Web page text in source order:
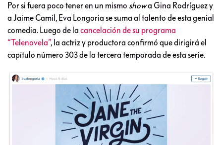
Por si fuera poco tener en un mismo showa Gina Rodríguez y
a Jaime Camil, Eva Longoria se suma al talento de esta genial
comedia. Luego de la cancelación de su programa
“Telenovela”, la actriz y productora confirmó que dirigirá el
capítulo número 303 de la tercera temporada de esta serie.